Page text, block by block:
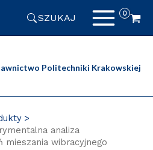
SZUKAJ
Politechniki Krakowskiej
analiza
mieszania wibracyjnego